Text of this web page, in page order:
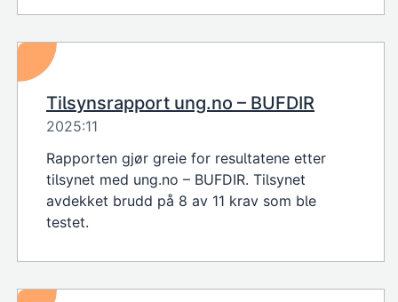
Tilsynsrapport ung.no – BUFDIR
2025:11
Rapporten gjør greie for resultatene etter
tilsynet med ung.no – BUFDIR. Tilsynet
avdekket brudd på 8 av 11 krav som ble
testet.